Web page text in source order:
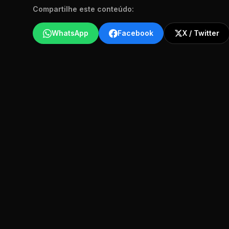
Compartilhe este conteúdo:
WhatsApp Facebook X / Twitter